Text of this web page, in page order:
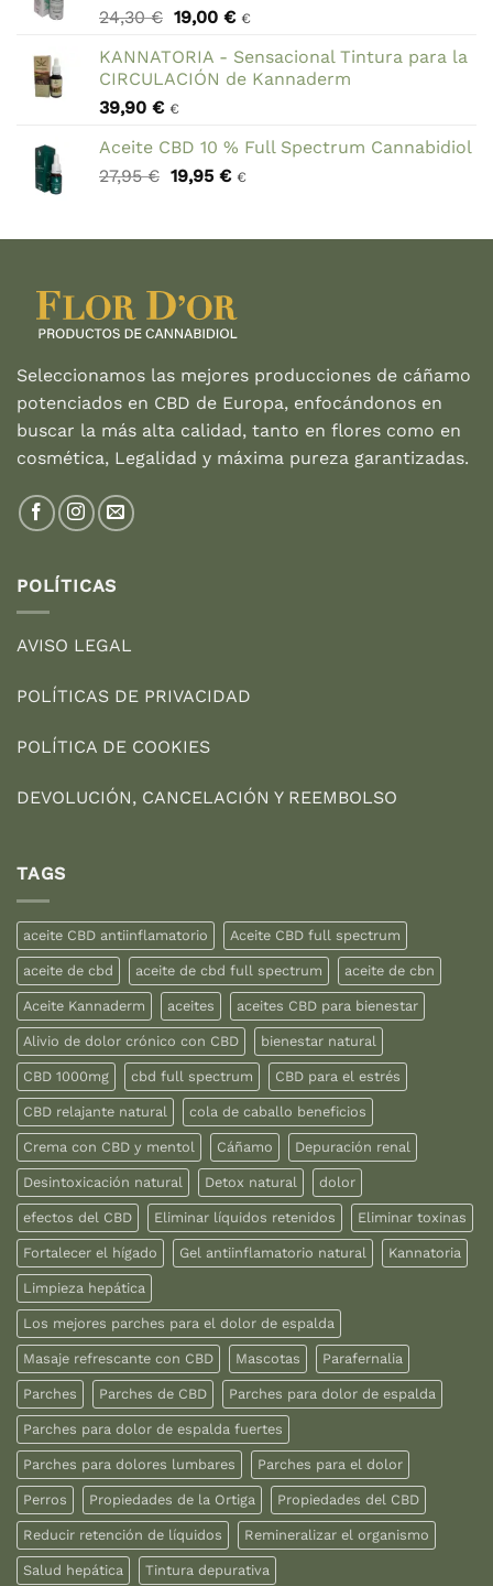
24,30€ El
original
era:
24,30 €.
19,00 €El
actual
es:
€
KANNATORIA - Sensacional Tintura para la
CIRCULACIÓN de Kannaderm
39,90 € €
Aceite CBD 10 % Full Spectrum Cannabidiol
27,95€ El
era:
19,95 €El
es:
€
Seleccionamos las mejores producciones de cáñamo
potenciados en CBD de Europa, enfocándonos en
buscar la más alta calidad, tanto en flores como en
cosmética, Legalidad y máxima pureza garantizadas.
POLÍTICAS
AVISO LEGAL
POLÍTICAS DE PRIVACIDAD
POLÍTICA DE COOKIES
DEVOLUCIÓN, CANCELACIÓN Y REEMBOLSO
TAGS
aceite CBD antiinflamatorio Aceite CBD full spectrum
aceite de cbd aceite de cbd full spectrum aceite de cbn
Aceite Kannaderm aceites aceites CBD para bienestar
Alivio de dolor crónico con CBD bienestar natural
CBD 1000mg cbd full spectrum CBD para el estrés
CBD relajante natural cola de caballo beneficios
Crema con CBD y mentol Cáñamo Depuración renal
Desintoxicación natural Detox natural dolor
efectos del CBD Eliminar líquidos retenidos Eliminar toxinas
Fortalecer el hígado Gel antiinflamatorio natural Kannatoria
Limpieza hepática
Los mejores parches para el dolor de espalda
Masaje refrescante con CBD Mascotas Parafernalia
Parches Parches de CBD Parches para dolor de espalda
Parches para dolor de espalda fuertes
Parches para dolores lumbares Parches para el dolor
Perros Propiedades de la Ortiga Propiedades del CBD
Reducir retención de líquidos Remineralizar el organismo
Salud hepática Tintura depurativa